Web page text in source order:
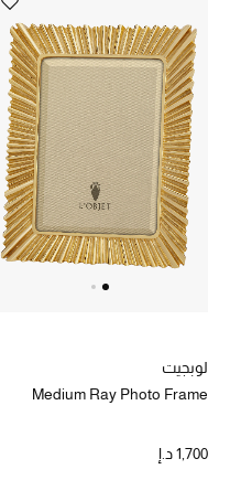
لوبجيت
Medium Ray Photo Frame
1,700 د.إ